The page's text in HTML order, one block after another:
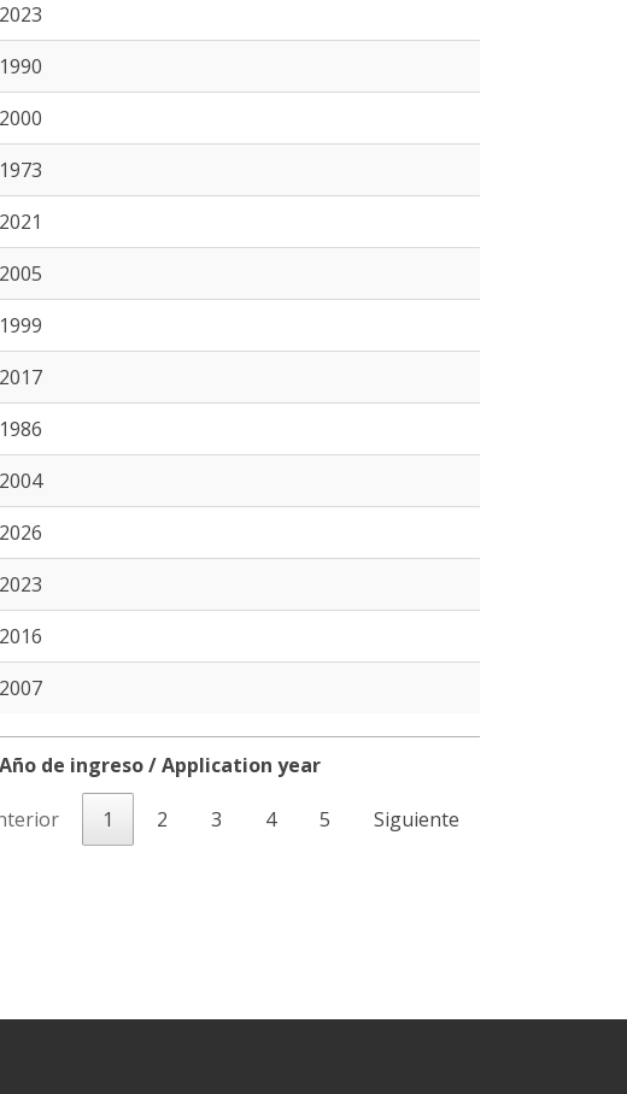
2023
1990
2000
1973
2021
2005
1999
2017
1986
2004
2026
2023
2016
2007
Año de ingreso / Application year
1 2 3 4 5 Siguiente